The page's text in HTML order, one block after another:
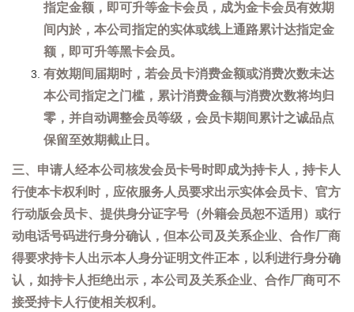
指定金额，即可升等金卡会员，成为金卡会员有效期
间内於，本公司指定的实体或线上通路累计达指定金
额，即可升等黑卡会员。
有效期间届期时，若会员卡消费金额或消费次数未达
本公司指定之门槛，累计消费金额与消费次数将均归
零，并自动调整会员等级，会员卡期间累计之诚品点
保留至效期截止日。
三、申请人经本公司核发会员卡号时即成为持卡人，持卡人
行使本卡权利时，应依服务人员要求出示实体会员卡、官方
行动版会员卡、提供身分证字号（外籍会员恕不适用）或行
动电话号码进行身分确认，但本公司及关系企业、合作厂商
得要求持卡人出示本人身分证明文件正本，以利进行身分确
认，如持卡人拒绝出示，本公司及关系企业、合作厂商可不
接受持卡人行使相关权利。